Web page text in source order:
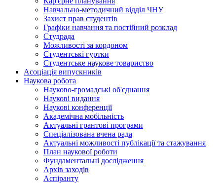
Навчально-методичний відділ ЧНУ
Захист прав студентів
Графіки навчання та постійний розклад
Студрада
Можливості за кордоном
Студентські гуртки
Студентське наукове товариство
Асоціація випускників
Наукова робота
Науково-громадські об'єднання
Наукові видання
Наукові конференції
Академічна мобільність
Актуальні грантові програми
Спеціалізована вчена рада
Актуальні можливості публікації та стажування
План наукової роботи
Фундаментальні дослідження
Архів заходів
Аспіранту